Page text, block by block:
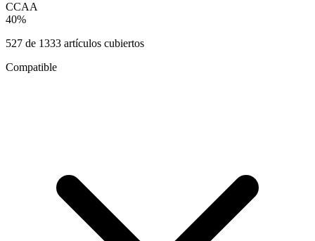
CCAA
40%
527 de 1333 artículos cubiertos
Compatible